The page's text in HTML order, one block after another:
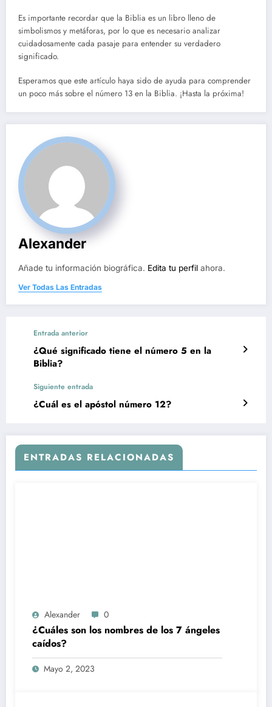
Es importante recordar que la Biblia es un libro lleno de
simbolismos y metáforas, por lo que es necesario analizar
cuidadosamente cada pasaje para entender su verdadero
significado.
Esperamos que este artículo haya sido de ayuda para comprender
un poco más sobre el número 13 en la Biblia. ¡Hasta la próxima!
Alexander
Añade tu información biográfica. Edita tu perfil ahora.
Ver Todas Las Entradas
Entrada anterior
¿Qué significado tiene el número 5 en la
Biblia?
Siguiente entrada
¿Cuál es el apóstol número 12?
ENTRADAS RELACIONADAS
Alexander 0
¿Cuáles son los nombres de los 7 ángeles
caídos?
Mayo 2, 2023